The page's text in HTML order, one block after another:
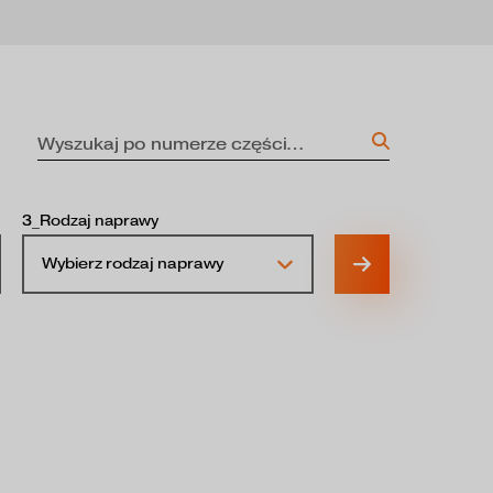
3_Rodzaj naprawy
Wybierz rodzaj naprawy